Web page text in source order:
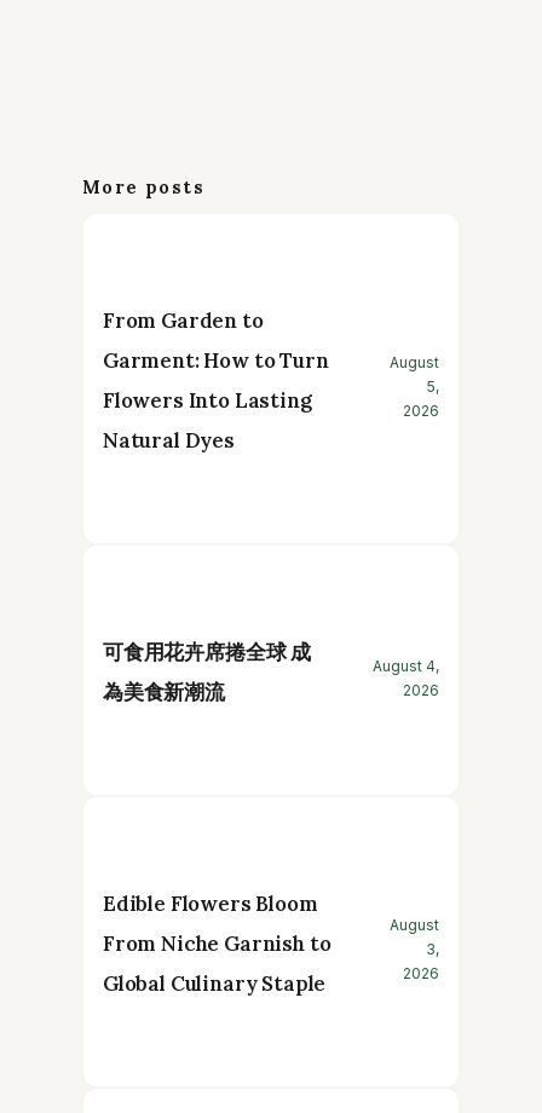
More posts
From Garden to
Garment: How to Turn
Flowers Into Lasting
Natural Dyes
August
5,
2026
可食用花卉席捲全球 成
為美食新潮流
August 4,
2026
Edible Flowers Bloom
From Niche Garnish to
Global Culinary Staple
August
3,
2026